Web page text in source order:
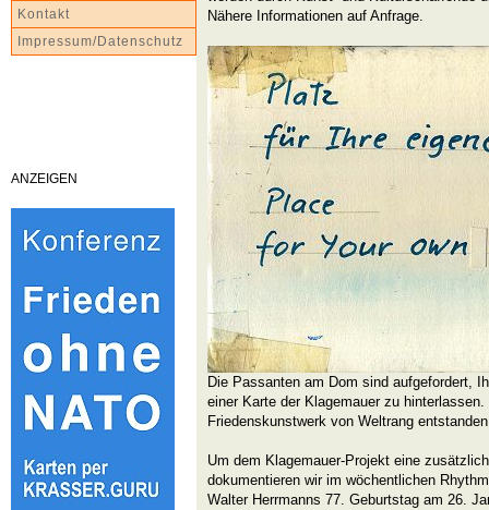
Kontakt
Impressum/Datenschutz
ANZEIGEN
Nähere Informationen auf Anfrage.
Die Passanten am Dom sind aufgefordert,
einer Karte der Klagemauer zu
Friedenskunstwerk von Weltrang
Um dem Klagemauer-Projekt eine
dokumentieren wir im wöchentlichen
Walter Herrmanns 77. Geburtstag am 26.